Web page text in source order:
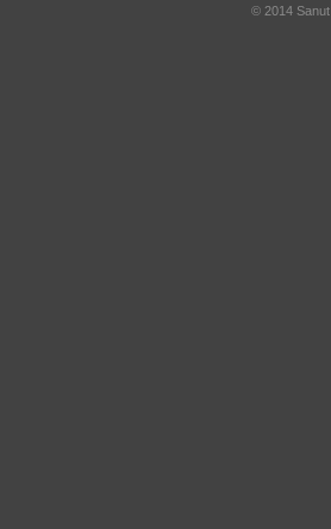
© 2014